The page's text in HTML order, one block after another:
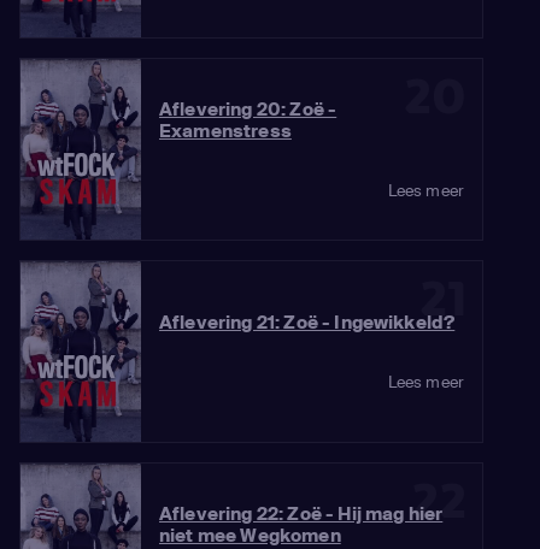
Aflevering 20: Zoë -
Examenstress
Lees meer
21
Aflevering 21: Zoë - Ingewikkeld?
Lees meer
22
Aflevering 22: Zoë - Hij mag hier
niet mee Wegkomen